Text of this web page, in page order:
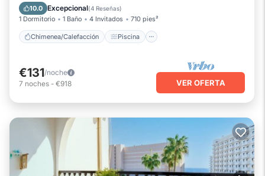
10.0 Excepcional(4 Reseñas)
1 Dormitorio 1 Baño 4 Invitados 710 pies²
Chimenea/Calefacción Piscina
Balcón/Terraza
€131/noche
7 noches - €918 VER OFERTA